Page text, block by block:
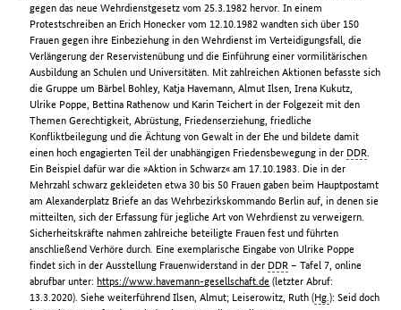
gegen das neue Wehrdienstgesetz vom 25.3.1982 hervor. In einem
Protestschreiben an Erich Honecker vom 12.10.1982 wandten sich über 150
Frauen gegen ihre Einbeziehung in den Wehrdienst im Verteidigungsfall, die
Verlängerung der Reservistenübung und die Einführung einer vormilitärischen
Ausbildung an Schulen und Universitäten. Mit zahlreichen Aktionen befasste sich
die Gruppe um Bärbel Bohley, Katja Havemann, Almut Ilsen, Irena Kukutz,
Ulrike Poppe, Bettina Rathenow und Karin Teichert in der Folgezeit mit den
Themen Gerechtigkeit, Abrüstung, Friedenserziehung, friedliche
Konfliktbeilegung und die Ächtung von Gewalt in der Ehe und bildete damit
einen hoch engagierten Teil der unabhängigen Friedensbewegung in der DDR.
Ein Beispiel dafür war die »Aktion in Schwarz« am 17.10.1983. Die in der
Mehrzahl schwarz gekleideten etwa 30 bis 50 Frauen gaben beim Hauptpostamt
am Alexanderplatz Briefe an das Wehrbezirkskommando Berlin auf, in denen sie
mitteilten, sich der Erfassung für jegliche Art von Wehrdienst zu verweigern.
Sicherheitskräfte nahmen zahlreiche beteiligte Frauen fest und führten
anschließend Verhöre durch. Eine exemplarische Eingabe von Ulrike Poppe
findet sich in der Ausstellung Frauenwiderstand in der DDR – Tafel 7, online
abrufbar unter:https://www.havemann-gesellschaft.de (letzter Abruf:
13.3.2020). Siehe weiterführend Ilsen, Almut; Leiserowitz, Ruth (Hg.): Seid doch